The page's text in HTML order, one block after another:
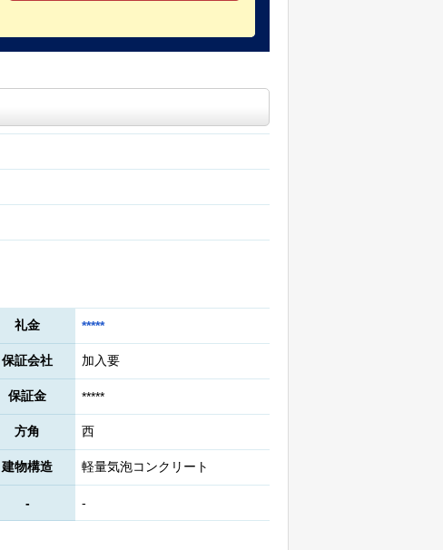
礼金 *****
保証会社 加入要
保証金 *****
方角 西
建物構造 軽量気泡コンクリート
- -